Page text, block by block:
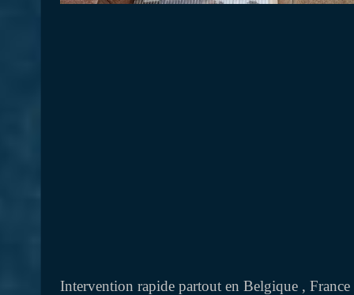
Intervention rapide partout en Belgique ,